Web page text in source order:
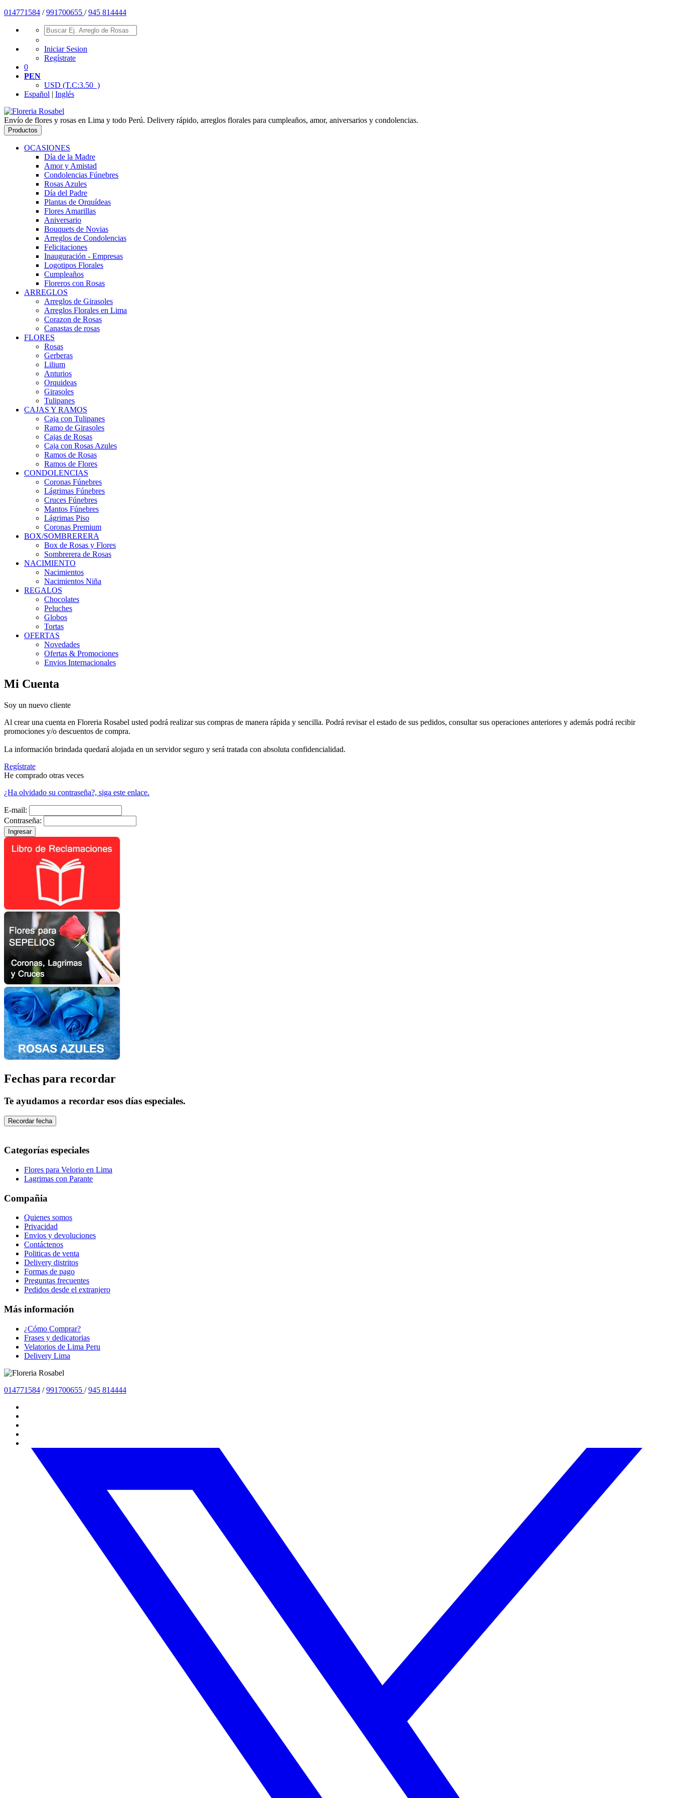
014771584 /991700655 /945 814444
Iniciar Sesion
Regístrate
0
PEN
USD (T.C:3.50 )
Español | Inglés
Envío de flores y rosas en Lima y todo Perú. Delivery rápido, arreglos florales para cumpleaños, amor, aniversarios y condolencias.
Productos
OCASIONES
Día de la Madre
Amor y Amistad
Condolencias Fúnebres
Rosas Azules
Día del Padre
Plantas de Orquídeas
Flores Amarillas
Aniversario
Bouquets de Novias
Arreglos de Condolencias
Felicitaciones
Inauguración - Empresas
Logotipos Florales
Cumpleaños
Floreros con Rosas
ARREGLOS
Arreglos de Girasoles
Arreglos Florales en Lima
Corazon de Rosas
Canastas de rosas
FLORES
Rosas
Gerberas
Lilium
Anturios
Orquideas
Girasoles
Tulipanes
CAJAS Y RAMOS
Caja con Tulipanes
Ramo de Girasoles
Cajas de Rosas
Caja con Rosas Azules
Ramos de Rosas
Ramos de Flores
CONDOLENCIAS
Coronas Fúnebres
Lágrimas Fúnebres
Cruces Fúnebres
Mantos Fúnebres
Lágrimas Piso
Coronas Premium
BOX/SOMBRERERA
Box de Rosas y Flores
Sombrerera de Rosas
NACIMIENTO
Nacimientos
Nacimientos Niña
REGALOS
Chocolates
Peluches
Globos
Tortas
OFERTAS
Novedades
Ofertas & Promociones
Envios Internacionales
Mi Cuenta
Soy un nuevo cliente
Al crear una cuenta en Floreria Rosabel usted podrá realizar sus compras de manera rápida y sencilla. Podrá revisar el estado de sus pedidos, consultar sus operaciones anteriores y además podrá recibir
promociones y/o descuentos de compra.
La información brindada quedará alojada en un servidor seguro y será tratada con absoluta confidencialidad.
Regístrate
He comprado otras veces
¿Ha olvidado su contraseña?, siga este enlace.
E-mail:
Contraseña:
Fechas para recordar
Te ayudamos a recordar esos días especiales.
Recordar fecha
Categorías especiales
Flores para Velorio en Lima
Lagrimas con Parante
Compañia
Quienes somos
Privacidad
Envios y devoluciones
Contáctenos
Politicas de venta
Delivery distritos
Formas de pago
Preguntas frecuentes
Pedidos desde el extranjero
Más información
¿Cómo Comprar?
Frases y dedicatorias
Velatorios de Lima Peru
Delivery Lima
014771584 /991700655 /945 814444